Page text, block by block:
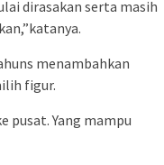
dirasakan serta masih
menambahkan
figur.
pusat. Yang mampu